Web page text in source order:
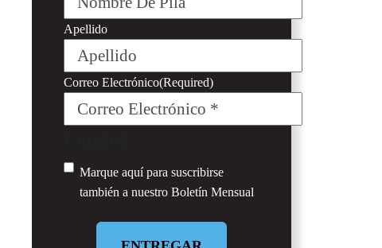
Apellido
Correo Electrónico(Required)
Marque aquí para suscribirse
también a nuestro Boletín Mensual